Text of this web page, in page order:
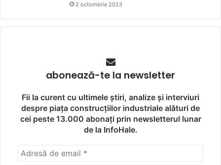
2 octombrie 2023
abonează-te la newsletter
Fii la curent cu ultimele știri, analize și interviuri
despre piața construcțiilor industriale alături de
cei peste 13.000 abonați prin newsletterul lunar
de la InfoHale.